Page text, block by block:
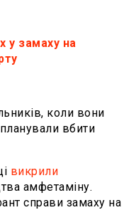
у замаху на
коли вони
вбити
викрили
амфетаміну.
справи замаху на